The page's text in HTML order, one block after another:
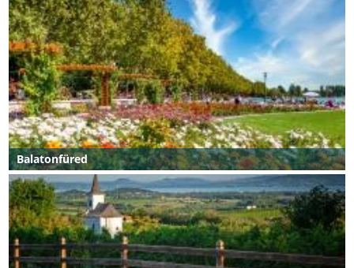
Balatonfüred